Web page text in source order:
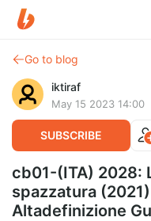
Go to blog
iktiraf
May 15 2023 14:00
SUBSCRIBE
cb01-(ITA) 2028:
spazzatura
Altadefinizione